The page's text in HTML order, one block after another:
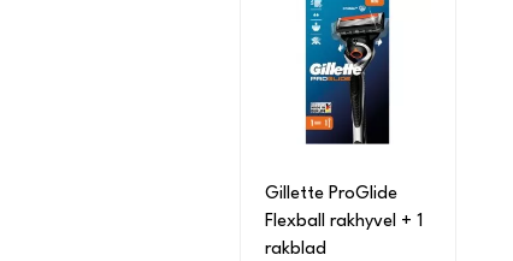
Gillette ProGlide
Flexball rakhyvel + 1
rakblad